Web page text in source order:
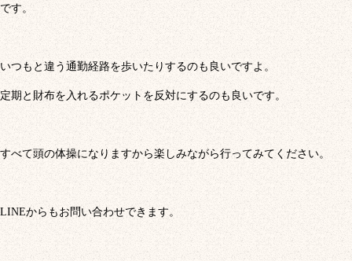
です。
いつもと違う通勤経路を歩いたりするのも良いですよ。
定期と財布を入れるポケットを反対にするのも良いです。
すべて頭の体操になりますから楽しみながら行ってみてください。
LINEからもお問い合わせできます。